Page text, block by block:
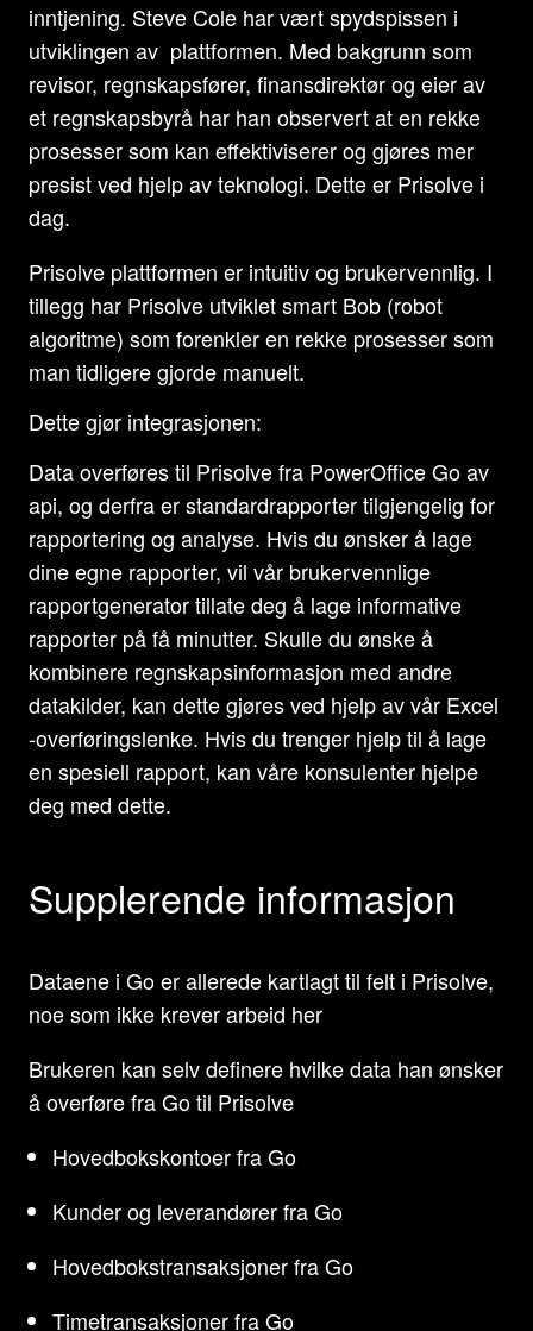
inntjening. Steve Cole har vært spydspissen i
utviklingen av plattformen. Med bakgrunn som
revisor, regnskapsfører, finansdirektør og eier av
et regnskapsbyrå har han observert at en rekke
prosesser som kan effektiviserer og gjøres mer
presist ved hjelp av teknologi. Dette er Prisolve i
dag.
Prisolve plattformen er intuitiv og brukervennlig. I
tillegg har Prisolve utviklet smart Bob (robot
algoritme) som forenkler en rekke prosesser som
man tidligere gjorde manuelt.
Dette gjør integrasjonen:
Data overføres til Prisolve fra PowerOffice Go av
api, og derfra er standardrapporter tilgjengelig for
rapportering og analyse. Hvis du ønsker å lage
dine egne rapporter, vil vår brukervennlige
rapportgenerator tillate deg å lage informative
rapporter på få minutter. Skulle du ønske å
kombinere regnskapsinformasjon med andre
datakilder, kan dette gjøres ved hjelp av vår Excel
-overføringslenke. Hvis du trenger hjelp til å lage
en spesiell rapport, kan våre konsulenter hjelpe
deg med dette.
Supplerende informasjon
Dataene i Go er allerede kartlagt til felt i Prisolve,
noe som ikke krever arbeid her
Brukeren kan selv definere hvilke data han ønsker
å overføre fra Go til Prisolve
Hovedbokskontoer fra Go
Kunder og leverandører fra Go
Hovedbokstransaksjoner fra Go
Timetransaksjoner fra Go